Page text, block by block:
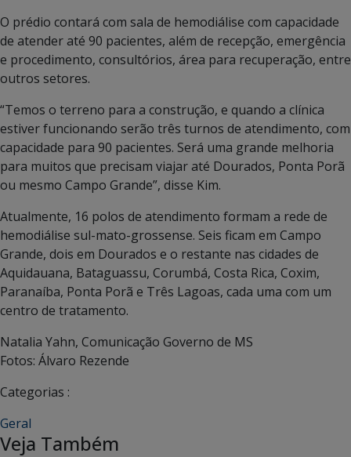
O prédio contará com sala de hemodiálise com capacidade
de atender até 90 pacientes, além de recepção, emergência
e procedimento, consultórios, área para recuperação, entre
outros setores.
“Temos o terreno para a construção, e quando a clínica
estiver funcionando serão três turnos de atendimento, com
capacidade para 90 pacientes. Será uma grande melhoria
para muitos que precisam viajar até Dourados, Ponta Porã
ou mesmo Campo Grande”, disse Kim.
Atualmente, 16 polos de atendimento formam a rede de
hemodiálise sul-mato-grossense. Seis ficam em Campo
Grande, dois em Dourados e o restante nas cidades de
Aquidauana, Bataguassu, Corumbá, Costa Rica, Coxim,
Paranaíba, Ponta Porã e Três Lagoas, cada uma com um
centro de tratamento.
Natalia Yahn, Comunicação Governo de MS
Fotos: Álvaro Rezende
Categorias :
Geral
Veja Também